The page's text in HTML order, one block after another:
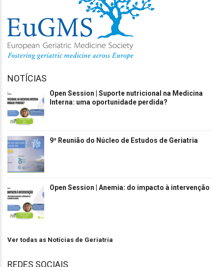
NOTÍCIAS
Open Session | Suporte nutricional na Medicina
Interna: uma oportunidade perdida?
9ª Reunião do Núcleo de Estudos de Geriatria
Open Session | Anemia: do impacto à intervenção
Ver todas as Notícias de Geriatria
REDES SOCIAIS